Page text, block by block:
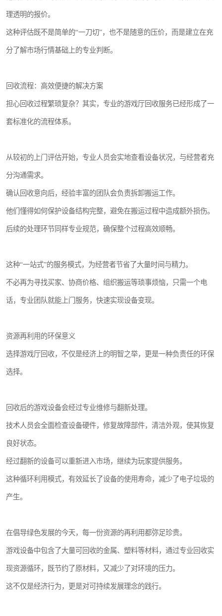
理透明的报价。
这种评估既不是简单的“一刀切”，也不是随意的压价，而是建立在充
分了解市场行情基础上的专业判断。
回收流程：高效便捷的解决方案
担心回收过程繁琐复杂？其实，专业的游戏厅回收服务已经形成了一
套标准化的流程体系。
从较初的上门评估开始，专业人员会实地查看设备状况，与经营者充
分沟通需求。
确认回收意向后，经验丰富的团队会负责拆卸搬运工作。
他们懂得如何保护设备结构完整，避免在搬运过程中造成额外损伤。
后续的处理环节同样专业规范，确保整个过程高效顺畅。
这种“一站式”的服务模式，为经营者节省了大量时间与精力。
不必再为寻找买家、协商价格、组织搬运等琐事烦恼，只需一个电
话，专业团队就能上门服务，快速实现设备变现。
资源再利用的环保意义
选择游戏厅回收，不仅是经济上的明智之举，更是一种负责任的环保
选择。
回收后的游戏设备会经过专业维修与翻新处理。
技术人员会全面检查设备硬件，修复故障部件，清洁外观，使其恢复
良好状态。
经过翻新的设备可以重新进入市场，继续为玩家提供服务。
这种循环利用模式，有效延长了设备的使用寿命，减少了电子垃圾的
产生。
在倡导绿色发展的今天，每一份资源的再利用都弥足珍贵。
游戏设备中包含了大量可回收的金属、塑料等材料，通过专业回收实
现资源循环，既节约了原材料，又减少了对环境的压力。
这不仅是经济行为，更是对可持续发展理念的践行。